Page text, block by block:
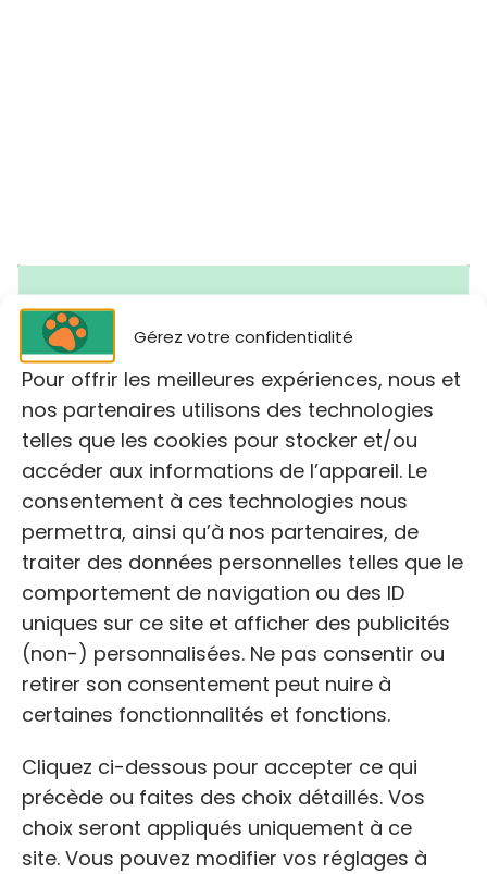
Gérez votre confidentialité
Pour offrir les meilleures expériences, nous et
nos partenaires utilisons des technologies
telles que les cookies pour stocker et/ou
accéder aux informations de l’appareil. Le
consentement à ces technologies nous
permettra, ainsi qu’à nos partenaires, de
traiter des données personnelles telles que le
comportement de navigation ou des ID
uniques sur ce site et afficher des publicités
(non-) personnalisées. Ne pas consentir ou
retirer son consentement peut nuire à
certaines fonctionnalités et fonctions.
Cliquez ci-dessous pour accepter ce qui
précède ou faites des choix détaillés. Vos
choix seront appliqués uniquement à ce
site. Vous pouvez modifier vos réglages à
Une Seconde Vie
Cliquez pour accepter les cookies
marketing et activer ce contenu